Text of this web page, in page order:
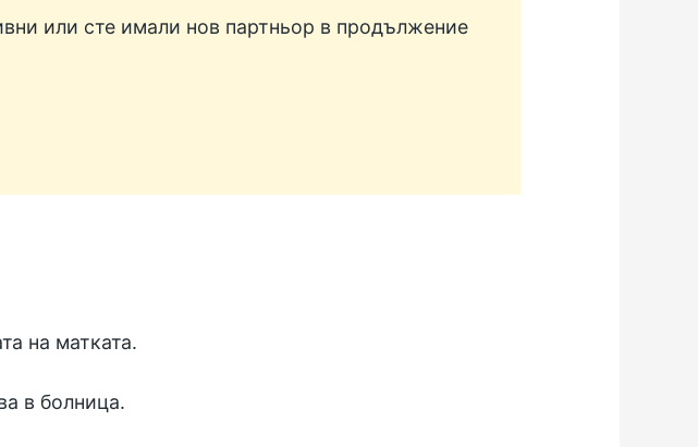
или сте имали нов партньор в продължение
на матката.
в болница.